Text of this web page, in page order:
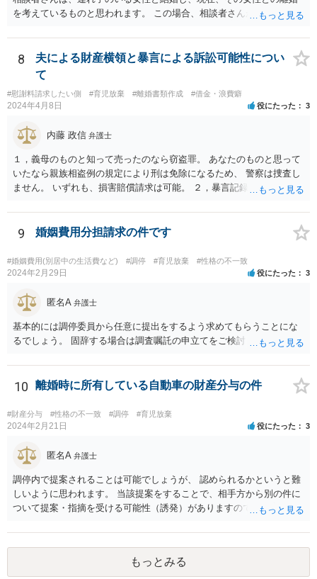
を考えているものと思われます。 この場合、相談者さんが、その連れ
ていない場合は、婚姻とともに親権を取得することはありませんの
で、本来的には、婚姻期間中も連れ子の扶養義務はありませんし、離
婚したならなおさら無関係となりますので、養育費を支払う義務は生
じません。 一方、婚姻と同時に連れ子を養子縁組（普通養子縁組）し
た場合、離婚をしても、養親子関係は当然には終了しませんので、親
権の問題が生じえますし、養育費の支払い義務も発生します。 ただ
し、もともと、血のつながりが無いので、相談者さんが親権を取得す
ることはないと思われますし、連れ子だから養子縁組したという関係
でしたら、離婚に伴い養子との離縁も認められるのが一般的ですの
で、離縁すれば、当然に養育費の支払い義務は無くなります。 以上、
ご参考まで。
8
夫による財産横領と暴言による訴訟可能性につい
て
#慰謝料請求したい側 #育児放棄 #離婚書類作成 #借金・浪費癖
2024年4月8日 役にたった 3
内藤 政信 弁護士
１，義母のものと知って売ったのなら窃盗罪。 あなたのものと思って
いたなら親族相盗例の規定により刑は免除になるため、 警察は捜査し
ません。 いずれも、損害賠償請求は可能。 ２，暴言記録は、パワハラ
9 婚姻費用分担請求の件です
#婚姻費用(別居中の生活費など) #調停 #育児放棄 #性格の不一致
2024年2月29日 役にたった 3
匿名A 弁護士
基本的には調停委員から任意に提出をするよう求めてもらうことにな
るでしょう。 固辞する場合は調査嘱託の申立てをご検討ください。
10 離婚時に所有している自動車の財産分与の件
#財産分与 #性格の不一致 #調停 #育児放棄
2024年2月21日 役にたった 3
匿名A 弁護士
調停内で提案されることは可能でしょうが、 認められるかというと難
しいように思われます。 当該提案をすることで、相手方から別の件に
ついて提案・指摘を受ける可能性（誘発）がありますので、提案する
もっとみる